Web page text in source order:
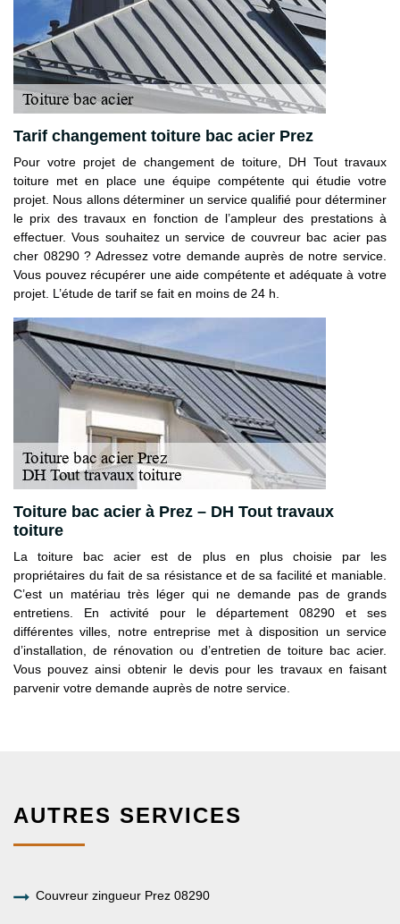
Tarif changement toiture bac acier Prez
Pour votre projet de changement de toiture, DH Tout travaux
toiture met en place une équipe compétente qui étudie votre
projet. Nous allons déterminer un service qualifié pour déterminer
le prix des travaux en fonction de l’ampleur des prestations à
effectuer. Vous souhaitez un service de couvreur bac acier pas
cher 08290 ? Adressez votre demande auprès de notre service.
Vous pouvez récupérer une aide compétente et adéquate à votre
projet. L’étude de tarif se fait en moins de 24 h.
Toiture bac acier à Prez – DH Tout travaux
toiture
La toiture bac acier est de plus en plus choisie par les
propriétaires du fait de sa résistance et de sa facilité et maniable.
C’est un matériau très léger qui ne demande pas de grands
entretiens. En activité pour le département 08290 et ses
différentes villes, notre entreprise met à disposition un service
d’installation, de rénovation ou d’entretien de toiture bac acier.
Vous pouvez ainsi obtenir le devis pour les travaux en faisant
parvenir votre demande auprès de notre service.
AUTRES SERVICES
Couvreur zingueur Prez 08290